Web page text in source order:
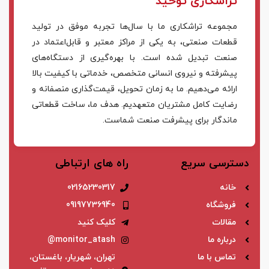
مجموعه تراشکاری ما با سال‌ها تجربه موفق در تولید
قطعات صنعتی، به یکی از مراکز معتبر و قابل‌اعتماد در
صنعت تبدیل شده است. با بهره‌گیری از دستگاه‌های
پیشرفته و نیروی انسانی متخصص، خدماتی با کیفیت بالا
ارائه می‌دهیم. ما به زمان تحویل، قیمت‌گذاری منصفانه و
رضایت کامل مشتریان متعهدیم. هدف ما، ساخت قطعاتی
ماندگار برای پیشرفت صنعت شماست.
دسترسی سریع
خانه
فروشگاه
مقالات
درباره ما
تماس با ما
راه های ارتباطی
02165230317
09197736940
کلیک کنید
monitor_atash@
تهران، شهریار، باغستان،